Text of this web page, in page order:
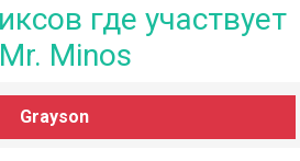
где участвует
Mr. Minos
Grayson